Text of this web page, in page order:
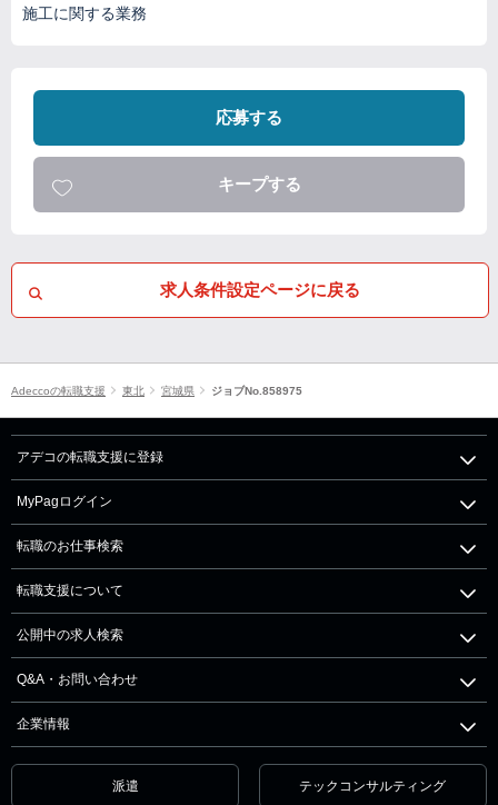
施工に関する業務
応募する
キープする
求人条件設定ページに戻る
Adeccoの転職支援 東北 宮城県 ジョブNo.858975
アデコの転職支援に登録
MyPagログイン
転職のお仕事検索
転職支援について
公開中の求人検索
Q&A・お問い合わせ
企業情報
派遣 テックコンサルティング